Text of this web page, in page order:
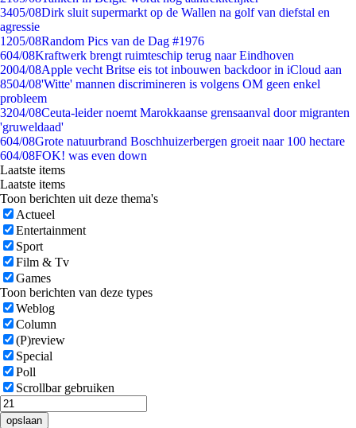
3405/08Dirk sluit supermarkt op de Wallen na golf van diefstal en
agressie
1205/08Random Pics van de Dag #1976
604/08Kraftwerk brengt ruimteschip terug naar Eindhoven
2004/08Apple vecht Britse eis tot inbouwen backdoor in iCloud aan
8504/08'Witte' mannen discrimineren is volgens OM geen enkel
probleem
3204/08Ceuta-leider noemt Marokkaanse grensaanval door migranten
'gruweldaad'
604/08Grote natuurbrand Boschhuizerbergen groeit naar 100 hectare
604/08FOK! was even down
Laatste items
Laatste items
Toon berichten uit deze thema's
Actueel
Entertainment
Sport
Film & Tv
Games
Toon berichten van deze types
Weblog
Column
(P)review
Special
Poll
Scrollbar gebruiken
opslaan